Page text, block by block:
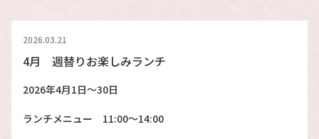
2026.03.21
4月 週替りお楽しみランチ
2026年4月1日～30日
ランチメニュー 11:00～14:00